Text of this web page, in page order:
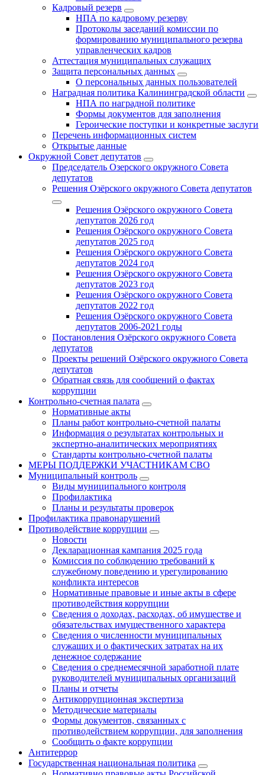
Кадровый резерв
НПА по кадровому резерву
Протоколы заседаний комиссии по
формированию муниципального резерва
управленческих кадров
Аттестация муниципальных служащих
Защита персональных данных
О персональных данных пользователей
Наградная политика Калининградской области
НПА по наградной политике
Формы документов для заполнения
Героические поступки и конкретные заслуги
Перечень информационных систем
Открытые данные
Окружной Совет депутатов
Председатель Озерского окружного Совета
депутатов
Решения Озёрского окружного Совета депутатов
Решения Озёрского окружного Совета
депутатов 2026 год
Решения Озёрского окружного Совета
депутатов 2025 год
Решения Озёрского окружного Совета
депутатов 2024 год
Решения Озёрского окружного Совета
депутатов 2023 год
Решения Озёрского окружного Совета
депутатов 2022 год
Решения Озёрского окружного Совета
депутатов 2006-2021 годы
Постановления Озёрского окружного Совета
депутатов
Проекты решений Озёрского окружного Совета
депутатов
Обратная связь для сообщений о фактах
коррупции
Контрольно-счетная палата
Нормативные акты
Планы работ контрольно-счетной палаты
Информация о результатах контрольных и
экспертно-аналитических мероприятиях
Стандарты контрольно-счетной палаты
МЕРЫ ПОДДЕРЖКИ УЧАСТНИКАМ СВО
Муниципальный контроль
Виды муниципального контроля
Профилактика
Планы и результаты проверок
Профилактика правонарушений
Противодействие коррупции
Новости
Декларационная кампания 2025 года
Комиссия по соблюдению требований к
служебному поведению и урегулированию
конфликта интересов
Нормативные правовые и иные акты в сфере
противодействия коррупции
Сведения о доходах, расходах, об имуществе и
обязательствах имущественного характера
Сведения о численности муниципальных
служащих и о фактических затратах на их
денежное содержание
Сведения о среднемесячной заработной плате
руководителей муниципальных организаций
Планы и отчеты
Антикоррупционная экспертиза
Методические материалы
Формы документов, связанных с
противодействием коррупции, для заполнения
Сообщить о факте коррупции
Антитеррор
Государственная национальная политика